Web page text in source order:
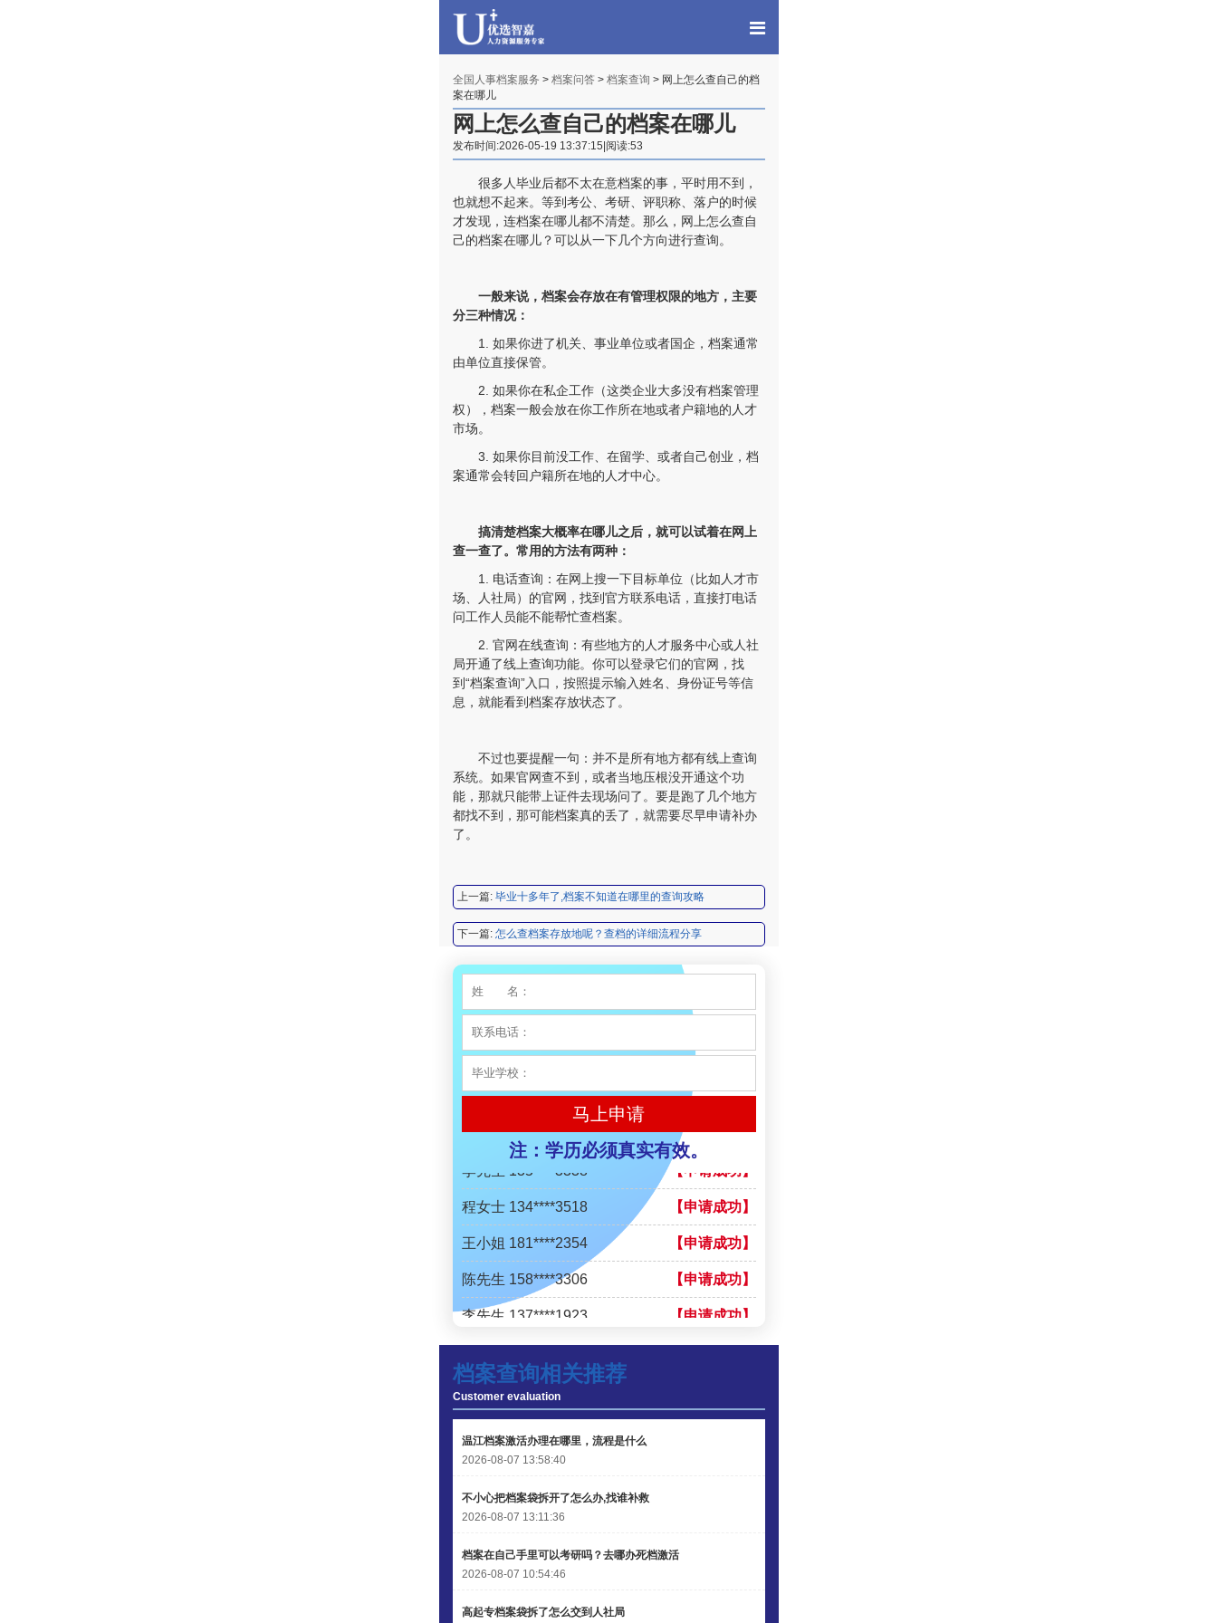
全国人事档案服务 > 档案问答 > 档案查询 > 网上怎么查自己的档
案在哪儿
网上怎么查自己的档案在哪儿
发布时间:2026-05-19 13:37:15|阅读:53
很多人毕业后都不太在意档案的事，平时用不到，
也就想不起来。等到考公、考研、评职称、落户的时候
才发现，连档案在哪儿都不清楚。那么，网上怎么查自
己的档案在哪儿？可以从一下几个方向进行查询。
一般来说，档案会存放在有管理权限的地方，主要
分三种情况：
1. 如果你进了机关、事业单位或者国企，档案通常
由单位直接保管。
2. 如果你在私企工作（这类企业大多没有档案管理
权），档案一般会放在你工作所在地或者户籍地的人才
市场。
3. 如果你目前没工作、在留学、或者自己创业，档
案通常会转回户籍所在地的人才中心。
搞清楚档案大概率在哪儿之后，就可以试着在网上
查一查了。常用的方法有两种：
1. 电话查询：在网上搜一下目标单位（比如人才市
场、人社局）的官网，找到官方联系电话，直接打电话
问工作人员能不能帮忙查档案。
2. 官网在线查询：有些地方的人才服务中心或人社
局开通了线上查询功能。你可以登录它们的官网，找
到“档案查询”入口，按照提示输入姓名、身份证号等信
息，就能看到档案存放状态了。
不过也要提醒一句：并不是所有地方都有线上查询
系统。如果官网查不到，或者当地压根没开通这个功
能，那就只能带上证件去现场问了。要是跑了几个地方
都找不到，那可能档案真的丢了，就需要尽早申请补办
了。
上一篇: 毕业十多年了,档案不知道在哪里的查询攻略
下一篇: 怎么查档案存放地呢？查档的详细流程分享
马上申请
注：学历必须真实有效。
程女士 134****3518
王小姐 181****2354 【申请成功】
陈先生 158****3306 【申请成功】
程女士 136****3253 【申请成功】
王小姐 185****2848 【申请成功】
陈先生 189****1098
程女士 134****3518 【申请成功】
王小姐 181****2354 【申请成功】
陈先生 158****3306
李先生 137****1923 【申请成功】
程女士 136****3253 【申请成功】
王小姐 185****2848 【申请成功】
陈先生 189****1098 【申请成功】
【申请成功】
程女士 134****3518 【申请成功】
王小姐 181****2354 【申请成功】
陈先生 158****3306 【申请成功】
李先生 137****1923 【申请成功】
程女士 136****3253 【申请成功】
王小姐 185****2848
陈先生 189****1098 【申请成功】
李先生 135****3338
档案查询相关推荐
Customer evaluation
温江档案激活办理在哪里，流程是什么
2026-08-07 13:58:40
不小心把档案袋拆开了怎么办,找谁补救
2026-08-07 13:11:36
档案在自己手里可以考研吗？去哪办死档激活
2026-08-07 10:54:46
高起专档案袋拆了怎么交到人社局